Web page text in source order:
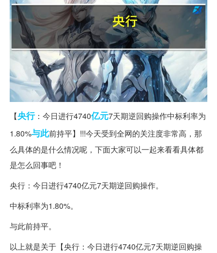
【央行：今日进行4740亿元7天期逆回购操作中标利率为
1.80%与此前持平】!!!今天受到全网的关注度非常高，那
么具体的是什么情况呢，下面大家可以一起来看看具体都
是怎么回事吧！
央行：今日进行4740亿元7天期逆回购操作。
中标利率为1.80%。
与此前持平。
以上就是关于【央行：今日进行4740亿元7天期逆回购操